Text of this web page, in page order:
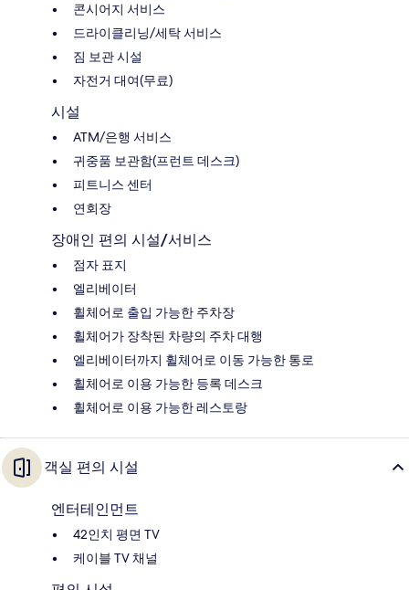
콘시어지 서비스
드라이클리닝/세탁 서비스
짐 보관 시설
자전거 대여(무료)
시설
ATM/은행 서비스
귀중품 보관함(프런트 데스크)
피트니스 센터
연회장
장애인 편의 시설/서비스
점자 표지
엘리베이터
휠체어로 출입 가능한 주차장
휠체어가 장착된 차량의 주차 대행
엘리베이터까지 휠체어로 이동 가능한 통로
휠체어로 이용 가능한 등록 데스크
휠체어로 이용 가능한 레스토랑
객실 편의 시설
엔터테인먼트
42인치 평면 TV
케이블 TV 채널